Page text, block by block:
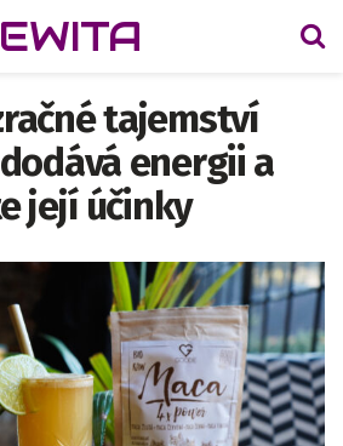
EWITA
tajemství
energii a
její účinky